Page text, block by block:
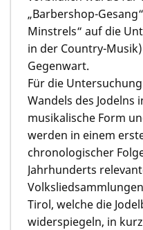
„Barbershop-
Minstrels“ auf die
in der Country-
Gegenwart.
Für die
Wandels des Jodelns
musikalische Form
werden in einem
chronologischer
Jahrhunderts
Tirol, welche die
widerspiegeln, in